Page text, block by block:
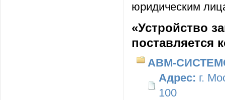
юридическим
«Устройство
поставляется
АВМ-
Адрес: г.
100